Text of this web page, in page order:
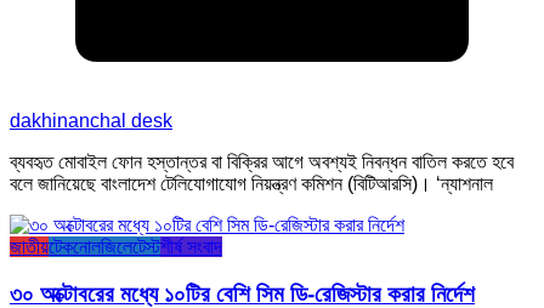
dakhinanchal desk
ব্যবহৃত মোবাইল ফোন হস্তান্তর বা বিক্রির আগে অবশ্যই নিবন্ধন বাতিল করতে হবে
বলে জানিয়েছে বাংলাদেশ টেলিযোগাযোগ নিয়ন্ত্রণ কমিশন (বিটিআরসি)। ‘ন্যাশনাল
জাতীয়টেকনোলজিলেটেস্টশীর্ষ সংবাদ
৩০ অক্টোবরের মধ্যে ১০টির বেশি সিম ডি-রেজিস্টার করার নির্দেশ